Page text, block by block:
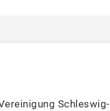
Schleswig-